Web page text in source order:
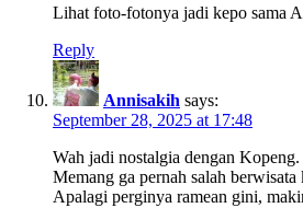
Lihat foto-fotonya jadi kepo sama
Reply
Annisakih says:
September 28, 2025 at 17:48
Wah jadi nostalgia dengan Kopeng.
Memang ga pernah salah
Apalagi perginya ramean gini,